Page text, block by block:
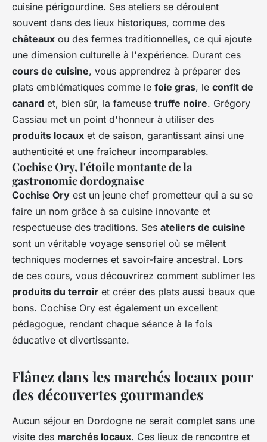
cuisine périgourdine. Ses ateliers se déroulent
souvent dans des lieux historiques, comme des
châteaux ou des fermes traditionnelles, ce qui ajoute
une dimension culturelle à l'expérience. Durant ces
cours de cuisine, vous apprendrez à préparer des
plats emblématiques comme le foie gras, le confit de
canard et, bien sûr, la fameuse truffe noire. Grégory
Cassiau met un point d'honneur à utiliser des
produits locaux et de saison, garantissant ainsi une
authenticité et une fraîcheur incomparables.
Cochise Ory, l'étoile montante de la
gastronomie dordognaise
Cochise Ory est un jeune chef prometteur qui a su se
faire un nom grâce à sa cuisine innovante et
respectueuse des traditions. Ses ateliers de cuisine
sont un véritable voyage sensoriel où se mêlent
techniques modernes et savoir-faire ancestral. Lors
de ces cours, vous découvrirez comment sublimer les
produits du terroir et créer des plats aussi beaux que
bons. Cochise Ory est également un excellent
pédagogue, rendant chaque séance à la fois
éducative et divertissante.
Flânez dans les marchés locaux pour
des découvertes gourmandes
Aucun séjour en Dordogne ne serait complet sans une
visite des marchés locaux. Ces lieux de rencontre et